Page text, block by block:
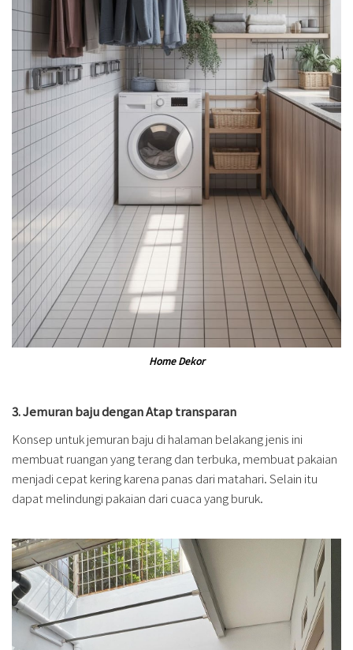
Home Dekor
3. Jemuran baju dengan Atap transparan
Konsep untuk jemuran baju di halaman belakang jenis ini
membuat ruangan yang terang dan terbuka, membuat pakaian
menjadi cepat kering karena panas dari matahari. Selain itu
dapat melindungi pakaian dari cuaca yang buruk.